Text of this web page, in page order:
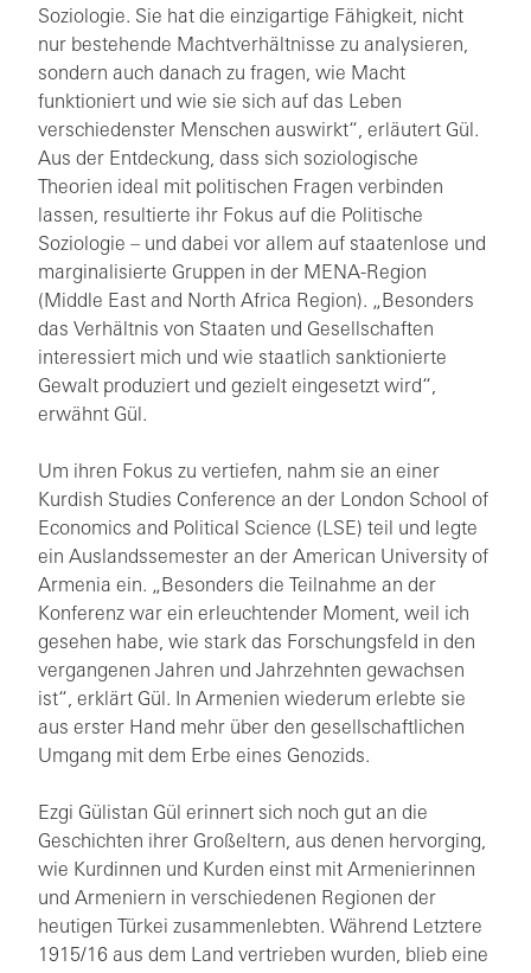
Soziologie. Sie hat die einzigartige Fähigkeit, nicht
nur bestehende Machtverhältnisse zu analysieren,
sondern auch danach zu fragen, wie Macht
funktioniert und wie sie sich auf das Leben
verschiedenster Menschen auswirkt“, erläutert Gül.
Aus der Entdeckung, dass sich soziologische
Theorien ideal mit politischen Fragen verbinden
lassen, resultierte ihr Fokus auf die Politische
Soziologie – und dabei vor allem auf staatenlose und
marginalisierte Gruppen in der MENA-Region
(Middle East and North Africa Region). „Besonders
das Verhältnis von Staaten und Gesellschaften
interessiert mich und wie staatlich sanktionierte
Gewalt produziert und gezielt eingesetzt wird“,
erwähnt Gül.
Um ihren Fokus zu vertiefen, nahm sie an einer
Kurdish Studies Conference an der London School of
Economics and Political Science (LSE) teil und legte
ein Auslandssemester an der American University of
Armenia ein. „Besonders die Teilnahme an der
Konferenz war ein erleuchtender Moment, weil ich
gesehen habe, wie stark das Forschungsfeld in den
vergangenen Jahren und Jahrzehnten gewachsen
ist“, erklärt Gül. In Armenien wiederum erlebte sie
aus erster Hand mehr über den gesellschaftlichen
Umgang mit dem Erbe eines Genozids.
Ezgi Gülistan Gül erinnert sich noch gut an die
Geschichten ihrer Großeltern, aus denen hervorging,
wie Kurdinnen und Kurden einst mit Armenierinnen
und Armeniern in verschiedenen Regionen der
heutigen Türkei zusammenlebten. Während Letztere
1915/16 aus dem Land vertrieben wurden, blieb eine